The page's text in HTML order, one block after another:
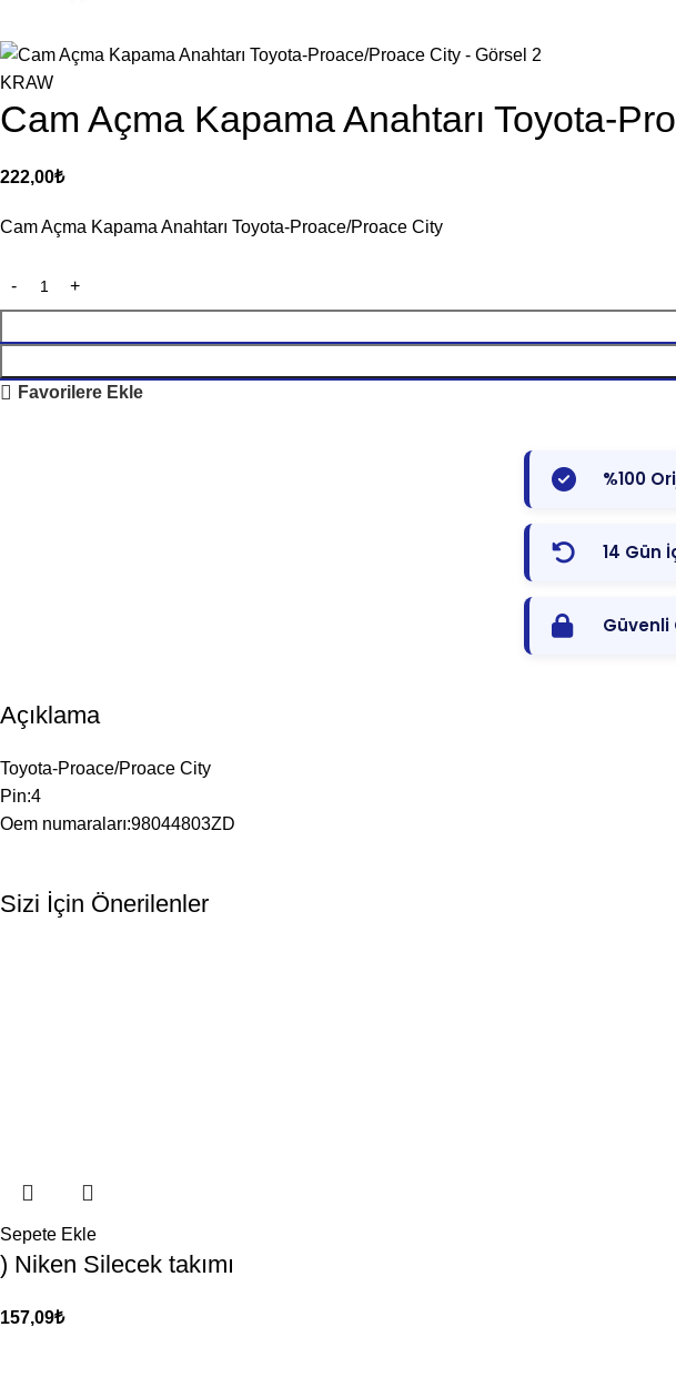
KRAW
Cam Açma Kapama Anahtarı Toyota-
222,00₺
Cam Açma Kapama Anahtarı Toyota-Proace/Proace City
Favorilere Ekle
%100
14 Gün
Güvenli
Açıklama
Toyota-Proace/Proace City
Pin:4
Oem numaraları:98044803ZD
Sizi İçin Önerilenler
Sepete Ekle
) Niken Silecek takımı
157,09₺